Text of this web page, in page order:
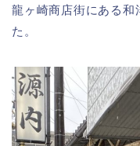
龍ヶ崎商店街にある和
た。